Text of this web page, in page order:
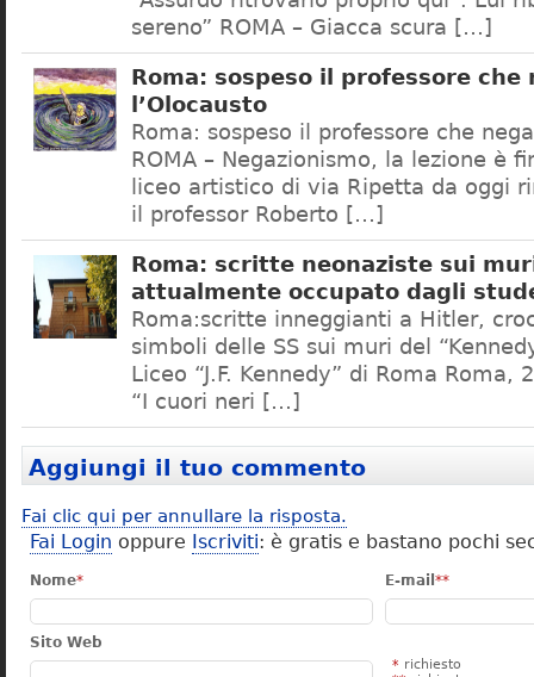
sereno” ROMA – Giacca scura […]
Roma: sospeso il professore che
l’Olocausto
Roma: sospeso il professore che
ROMA – Negazionismo, la lezione è
liceo artistico di via Ripetta da oggi
il professor Roberto […]
Roma: scritte neonaziste sui
attualmente occupato dagli
Roma:scritte inneggianti a Hitler,
simboli delle SS sui muri del
Liceo “J.F. Kennedy” di Roma Roma,
“I cuori neri […]
Aggiungi il tuo commento
Fai clic qui per annullare la risposta.
Fai Login oppure Iscriviti: è gratis e bastano pochi
Nome* E-mail **
Sito Web
* richiesto